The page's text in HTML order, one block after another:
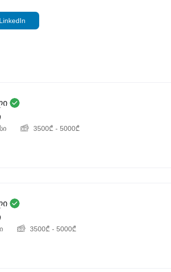
LinkedIn
3500₾ - 5000₾
3500₾ - 5000₾